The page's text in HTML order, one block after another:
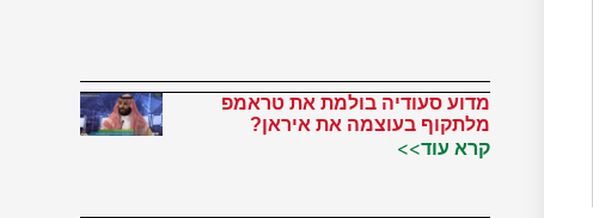
מדוע סעודיה בולמת את טראמפ
מלתקוף בעוצמה את איראן?
קרא עוד>>